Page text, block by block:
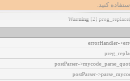
کنید.
Warning [2]
errorHandler-
postParser-
postParser-